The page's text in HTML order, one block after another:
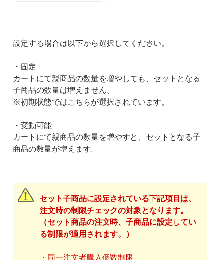
設定する場合は以下から選択してください。
・固定
カートにて親商品の数量を増やしても、セットとなる
子商品の数量は増えません。
※初期状態ではこちらが選択されています。
・変動可能
カートにて親商品の数量を増やすと、セットとなる子
商品の数量が増えます。
セット子商品に設定されている下記項目は、
注文時の制限チェックの対象となります。
（セット商品の注文時、子商品に設定してい
る制限が適用されます。）
・同一注文者購入個数制限